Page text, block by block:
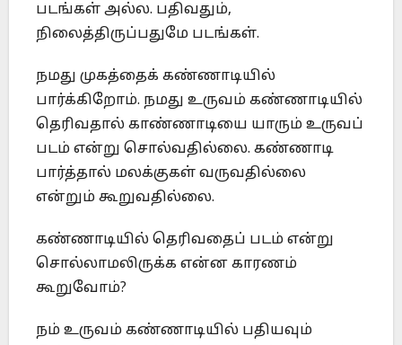
படங்கள் அல்ல. பதிவதும்,
நிலைத்திருப்பதுமே படங்கள்.
நமது முகத்தைக் கண்ணாடியில்
பார்க்கிறோம். நமது உருவம் கண்ணாடியில்
தெரிவதால் காண்ணாடியை யாரும் உருவப்
படம் என்று சொல்வதில்லை. கண்ணாடி
பார்த்தால் மலக்குகள் வருவதில்லை
என்றும் கூறுவதில்லை.
கண்ணாடியில் தெரிவதைப் படம் என்று
சொல்லாமலிருக்க என்ன காரணம்
கூறுவோம்?
நம் உருவம் கண்ணாடியில் பதியவும்